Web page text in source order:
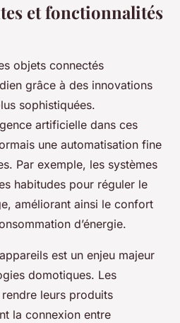
et fonctionnalités
objets connectés
grâce à des innovations
sophistiquées.
artificielle dans ces
une automatisation fine
Par exemple, les systèmes
habitudes pour réguler le
améliorant ainsi le confort
d’énergie.
est un enjeu majeur
domotiques. Les
leurs produits
la connexion entre